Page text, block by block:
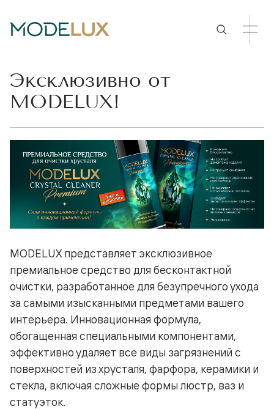
Эксклюзивно от
MODELUX!
MODELUX представляет эксклюзивное
премиальное средство для бесконтактной
очистки, разработанное для безупречного ухода
за самыми изысканными предметами вашего
интерьера. Инновационная формула,
обогащенная специальными компонентами,
эффективно удаляет все виды загрязнений с
поверхностей из хрусталя, фарфора, керамики и
стекла, включая сложные формы люстр, ваз и
статуэток.